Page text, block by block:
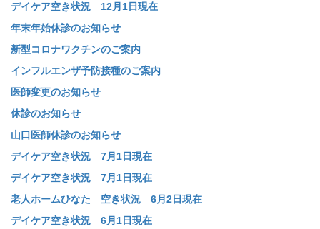
デイケア空き状況 12月1日現在
年末年始休診のお知らせ
新型コロナワクチンのご案内
インフルエンザ予防接種のご案内
医師変更のお知らせ
休診のお知らせ
山口医師休診のお知らせ
デイケア空き状況 7月1日現在
デイケア空き状況 7月1日現在
老人ホームひなた 空き状況 6月2日現在
デイケア空き状況 6月1日現在